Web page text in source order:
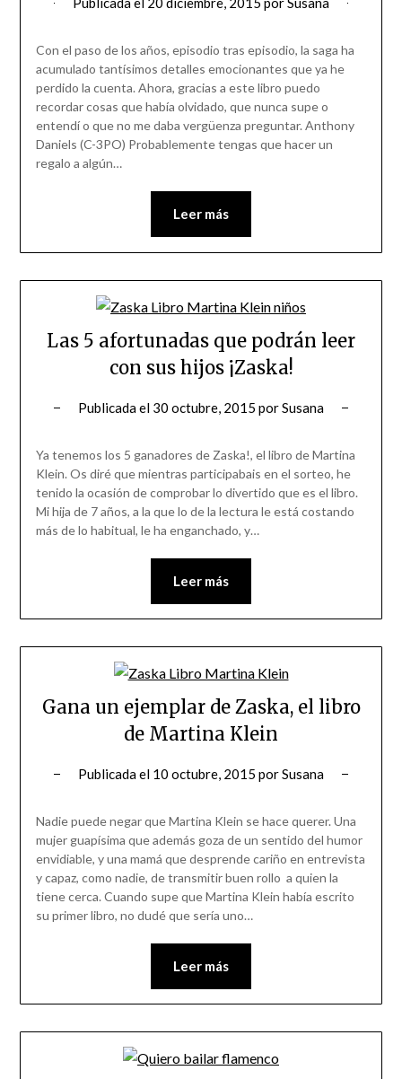
Con el paso de los años, episodio tras episodio, la saga ha
acumulado tantísimos detalles emocionantes que ya he
perdido la cuenta. Ahora, gracias a este libro puedo
recordar cosas que había olvidado, que nunca supe o
entendí o que no me daba vergüenza preguntar. Anthony
Daniels (C-3PO) Probablemente tengas que hacer un
regalo a algún…
Leer más
Las 5 afortunadas que podrán leer
con sus hijos ¡Zaska!
Publicada el 30 octubre, 2015 porSusana
Ya tenemos los 5 ganadores de Zaska!, el libro de Martina
Klein. Os diré que mientras participabais en el sorteo, he
tenido la ocasión de comprobar lo divertido que es el libro.
Mi hija de 7 años, a la que lo de la lectura le está costando
más de lo habitual, le ha enganchado, y…
Leer más
Gana un ejemplar de Zaska, el libro
de Martina Klein
Publicada el 10 octubre, 2015 porSusana
Nadie puede negar que Martina Klein se hace querer. Una
mujer guapísima que además goza de un sentido del humor
envidiable, y una mamá que desprende cariño en entrevista
y capaz, como nadie, de transmitir buen rollo a quien la
tiene cerca. Cuando supe que Martina Klein había escrito
su primer libro, no dudé que sería uno…
Leer más